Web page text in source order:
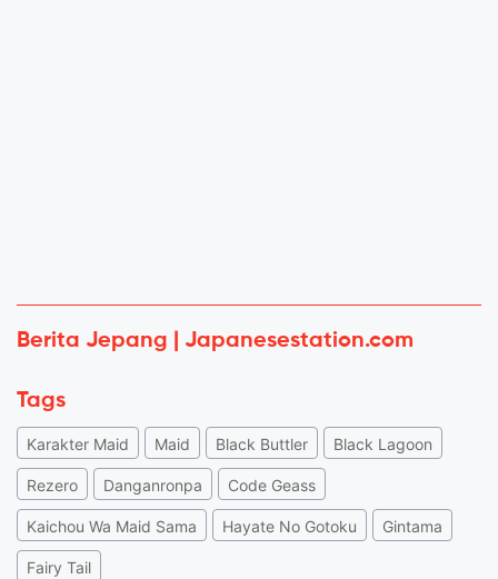
Berita Jepang | Japanesestation.com
Tags
Karakter Maid Maid Black Buttler Black Lagoon
Rezero Danganronpa Code Geass
Kaichou Wa Maid Sama Hayate No Gotoku Gintama
Fairy Tail